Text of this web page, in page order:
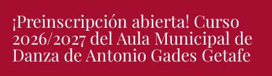
¡Preinscripción abierta! Curso
2026/2027 del Aula Municipal de
Danza de Antonio Gades Getafe